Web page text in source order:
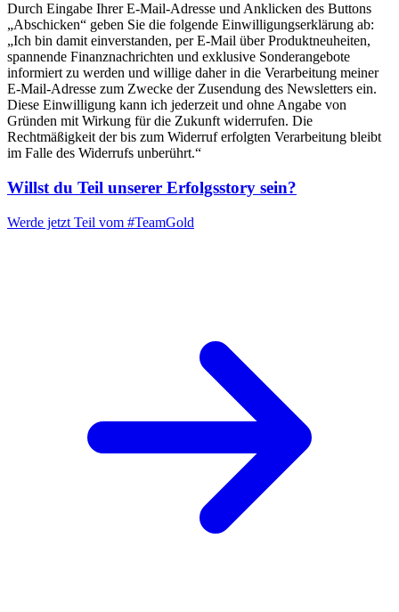
Durch Eingabe Ihrer E-Mail-Adresse und Anklicken des Buttons
„Abschicken“ geben Sie die folgende Einwilligungserklärung ab:
„Ich bin damit einverstanden, per E-Mail über Produktneuheiten,
spannende Finanznachrichten und exklusive Sonderangebote
informiert zu werden und willige daher in die Verarbeitung meiner
E-Mail-Adresse zum Zwecke der Zusendung des Newsletters ein.
Diese Einwilligung kann ich jederzeit und ohne Angabe von
Gründen mit Wirkung für die Zukunft widerrufen. Die
Rechtmäßigkeit der bis zum Widerruf erfolgten Verarbeitung bleibt
im Falle des Widerrufs unberührt.“
Willst du Teil unserer Erfolgsstory sein?
Werde jetzt Teil vom #TeamGold